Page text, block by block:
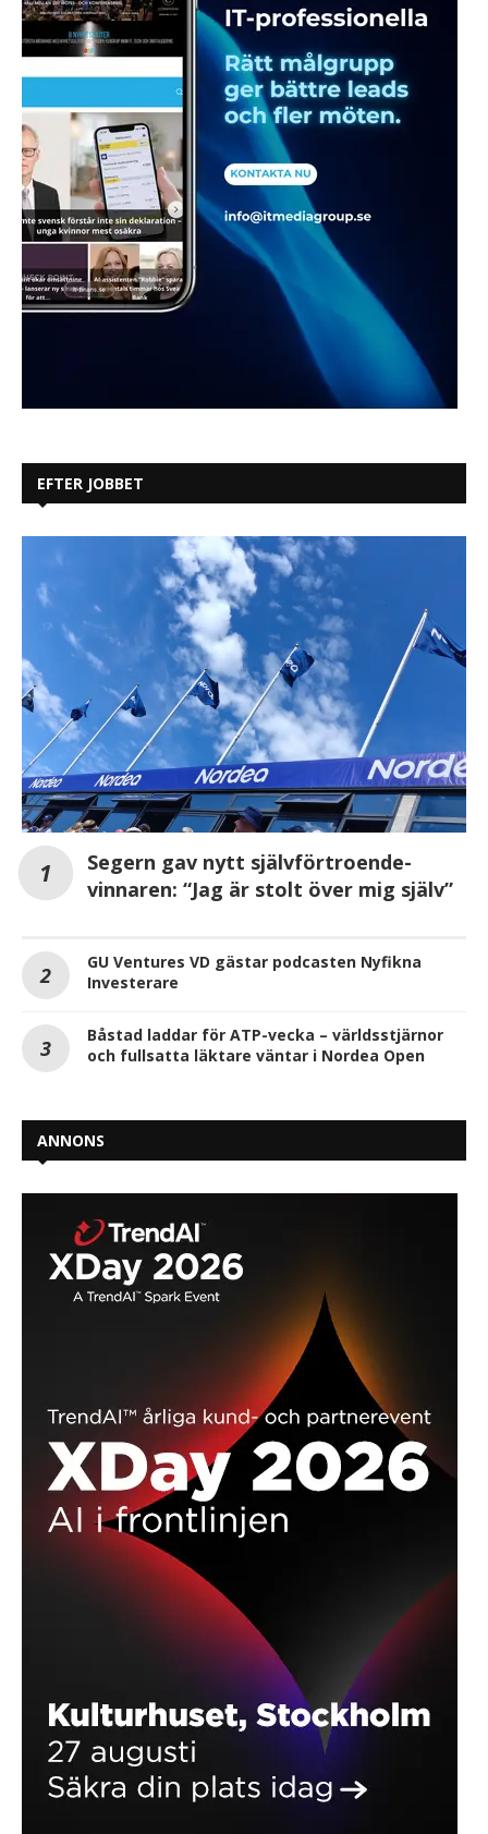
EFTER JOBBET
Segern gav nytt självförtroende-
vinnaren: “Jag är stolt över mig själv”
GU Ventures VD gästar podcasten Nyfikna
Investerare
Båstad laddar för ATP-vecka – världsstjärnor
och fullsatta läktare väntar i Nordea Open
ANNONS